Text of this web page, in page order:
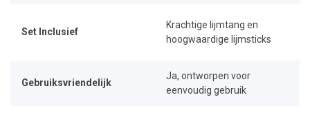
Set Inclusief
Krachtige lijmtang en
hoogwaardige lijmsticks
Gebruiksvriendelijk
Ja, ontworpen voor
eenvoudig gebruik